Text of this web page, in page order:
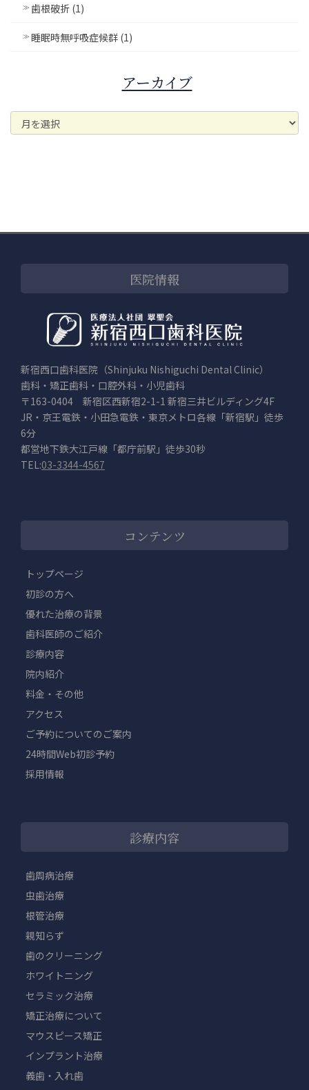
歯根破折 (1)
睡眠時無呼吸症候群 (1)
アーカイブ
ア
ー
医院情報
新宿西口歯科医院（Shinjuku Nishiguchi Dental Clinic）
歯科・矯正歯科・口腔外科・小児歯科
〒163-0404 新宿区西新宿2-1-1 新宿三井ビルディング4F
JR・京王電鉄・小田急電鉄・東京メトロ各線「新宿駅」徒歩
6分
都営地下鉄大江戸線「都庁前駅」徒歩30秒
TEL:03-3344-4567
コンテンツ
トップページ
初診の方へ
優れた治療の背景
歯科医師のご紹介
診療内容
院内紹介
料金・その他
アクセス
ご予約についてのご案内
24時間Web初診予約
採用情報
診療内容
歯周病治療
虫歯治療
根管治療
親知らず
歯のクリーニング
ホワイトニング
セラミック治療
矯正治療について
マウスピース矯正
インプラント治療
義歯・入れ歯